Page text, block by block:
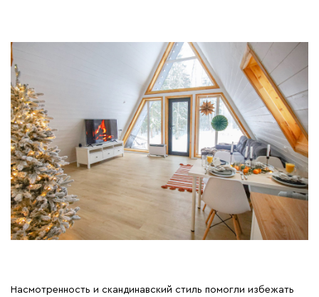
Насмотренность и скандинавский стиль помогли избежать